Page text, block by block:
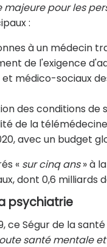
pour les
:
à un médecin
de l'exigence
médico-sociaux
des conditions de
de la
avec un budget
« sur cinq ans» à
dont 0,6 milliards
psychiatrie
ce Ségur de la
santé mentale